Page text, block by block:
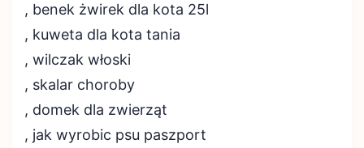
, benek żwirek dla kota 25l
, kuweta dla kota tania
, wilczak włoski
, skalar choroby
, domek dla zwierząt
, jak wyrobic psu paszport